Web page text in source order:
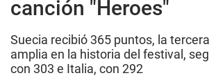
canción "Heroes"
Suecia recibió 365 puntos, la
amplia en la historia del festival,
con 303 e Italia, con 292